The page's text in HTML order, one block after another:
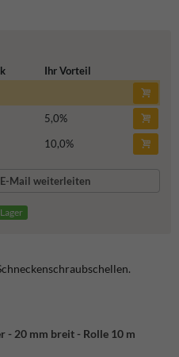
Ihr Vorteil
5,0%
10,0%
Mail weiterleiten
- 20 mm breit - Rolle 10 m